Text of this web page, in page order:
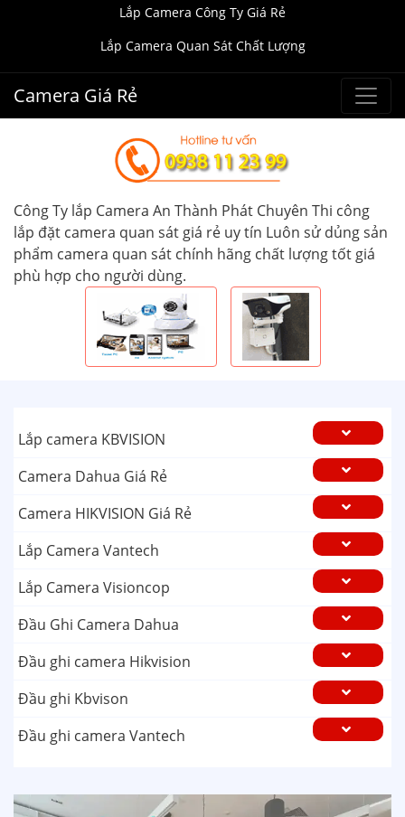
Lắp Camera Công Ty Giá Rẻ
Lắp Camera Quan Sát Chất Lượng
Camera Giá Rẻ
Công Ty lắp Camera An Thành Phát Chuyên Thi công
lắp đặt camera quan sát giá rẻ uy tín Luôn sử dủng sản
phẩm camera quan sát chính hãng chất lượng tốt giá
phù hợp cho người dùng.
Lắp camera KBVISION
Camera Dahua Giá Rẻ
Camera HIKVISION Giá Rẻ
Lắp Camera Vantech
Lắp Camera Visioncop
Đầu Ghi Camera Dahua
Đầu ghi camera Hikvision
Đầu ghi Kbvison
Đầu ghi camera Vantech